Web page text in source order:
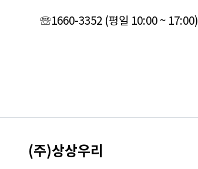
☏1660-3352 (평일 10:00 ~ 17:00)
(주)상상우리